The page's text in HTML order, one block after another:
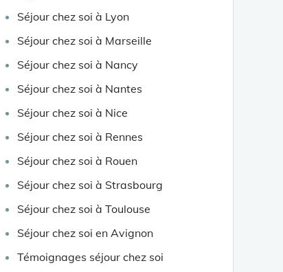
Séjour chez soi à Lyon
Séjour chez soi à Marseille
Séjour chez soi à Nancy
Séjour chez soi à Nantes
Séjour chez soi à Nice
Séjour chez soi à Rennes
Séjour chez soi à Rouen
Séjour chez soi à Strasbourg
Séjour chez soi à Toulouse
Séjour chez soi en Avignon
Témoignages séjour chez soi